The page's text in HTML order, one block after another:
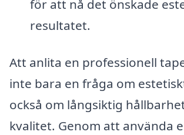
för att nå det önskade
resultatet.
Att anlita en professionell
inte bara en fråga om
också om långsiktig
kvalitet. Genom att använda